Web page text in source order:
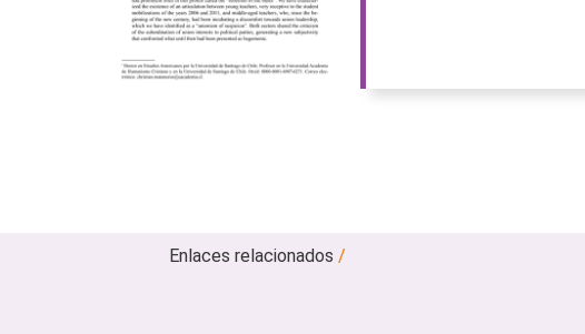
Enlaces relacionados/